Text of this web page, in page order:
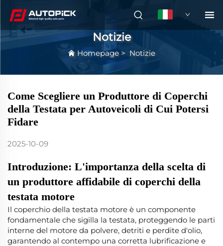
IT
Notizie
Homepage >Notizie
Come Scegliere un Produttore di Coperchi
della Testata per Autoveicoli di Cui Potersi
Fidare
2025-10-09
Introduzione: L'importanza della scelta di
un produttore affidabile di coperchi della
testata motore
Il coperchio della testata motore è un componente
fondamentale che sigilla la testata, proteggendo le parti
interne del motore da polvere, detriti e perdite d'olio,
garantendo al contempo una corretta lubrificazione e